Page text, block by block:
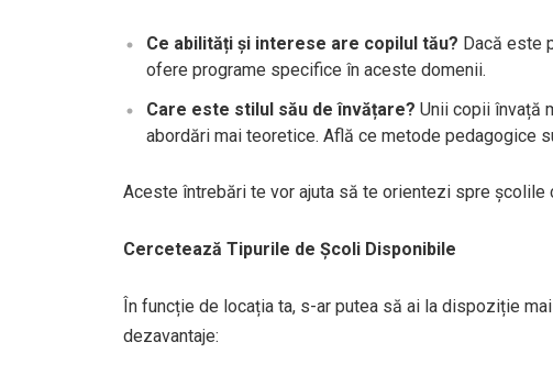
Ce abilități și interese are copilul tău? Dacă este
ofere programe specifice în aceste domenii.
Care este stilul său de învățare? Unii copii învață
abordări mai teoretice. Află ce metode pedagogice
Aceste întrebări te vor ajuta să te orientezi spre
Cercetează Tipurile de Școli Disponibile
În funcție de locația ta, s-ar putea să ai la dispoziție
dezavantaje: